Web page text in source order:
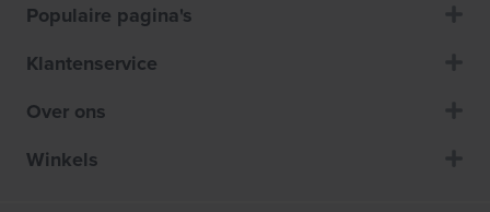
Populaire pagina's
Klantenservice
Over ons
Winkels